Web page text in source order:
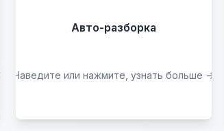
Авто-разборка
Наведите или нажмите, узнать больше →
Сдать на разборку